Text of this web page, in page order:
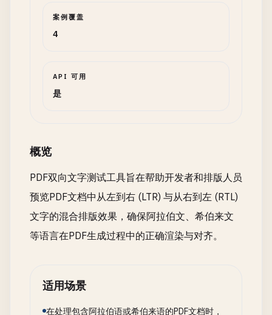
案例覆盖
4
API 可用
是
概览
PDF双向文字测试工具旨在帮助开发者和排版人员
预览PDF文档中从左到右 (LTR) 与从右到左 (RTL)
文字的混合排版效果，确保阿拉伯文、希伯来文
等语言在PDF生成过程中的正确渲染与对齐。
适用场景
在处理包含阿拉伯语或希伯来语的PDF文档时，